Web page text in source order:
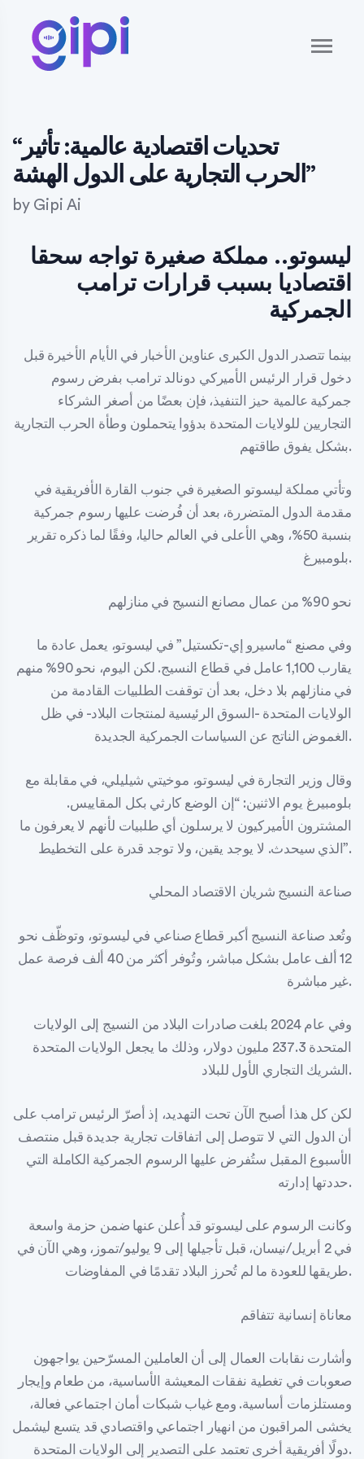
“تحديات اقتصادية عالمية: تأثير
الحرب التجارية على الدول الهشة”
by Gipi Ai
ليسوتو.. مملكة صغيرة تواجه سحقا
اقتصاديا بسبب قرارات ترامب
الجمركية
بينما تتصدر الدول الكبرى عناوين الأخبار في الأيام الأخيرة قبل
دخول قرار الرئيس الأميركي دونالد ترامب بفرض رسوم
جمركية عالمية حيز التنفيذ، فإن بعضًا من أصغر الشركاء
التجاريين للولايات المتحدة بدؤوا يتحملون وطأة الحرب التجارية
بشكل يفوق طاقتهم.
وتأتي مملكة ليسوتو الصغيرة في جنوب القارة الأفريقية في
مقدمة الدول المتضررة، بعد أن فُرضت عليها رسوم جمركية
بنسبة 50%، وهي الأعلى في العالم حاليا، وفقًا لما ذكره تقرير
بلومبيرغ.
نحو 90% من عمال مصانع النسيج في منازلهم
وفي مصنع “ماسيرو إي-تكستيل” في ليسوتو، يعمل عادة ما
يقارب 1,100 عامل في قطاع النسيج. لكن اليوم، نحو 90% منهم
في منازلهم بلا دخل، بعد أن توقفت الطلبيات القادمة من
الولايات المتحدة -السوق الرئيسية لمنتجات البلاد- في ظل
الغموض الناتج عن السياسات الجمركية الجديدة.
وقال وزير التجارة في ليسوتو، موخيتي شيليلي، في مقابلة مع
بلومبيرغ يوم الاثنين: “إن الوضع كارثي بكل المقاييس.
المشترون الأميركيون لا يرسلون أي طلبيات لأنهم لا يعرفون ما
الذي سيحدث. لا يوجد يقين، ولا توجد قدرة على التخطيط”.
صناعة النسيج شريان الاقتصاد المحلي
وتُعد صناعة النسيج أكبر قطاع صناعي في ليسوتو، وتوظّف نحو
12 ألف عامل بشكل مباشر، وتُوفر أكثر من 40 ألف فرصة عمل
غير مباشرة.
وفي عام 2024 بلغت صادرات البلاد من النسيج إلى الولايات
المتحدة 237.3 مليون دولار، وذلك ما يجعل الولايات المتحدة
الشريك التجاري الأول للبلاد.
لكن كل هذا أصبح الآن تحت التهديد، إذ أصرّ الرئيس ترامب على
أن الدول التي لا تتوصل إلى اتفاقات تجارية جديدة قبل منتصف
الأسبوع المقبل ستُفرض عليها الرسوم الجمركية الكاملة التي
حددتها إدارته.
وكانت الرسوم على ليسوتو قد أُعلن عنها ضمن حزمة واسعة
في 2 أبريل/نيسان، قبل تأجيلها إلى 9 يوليو/تموز، وهي الآن في
طريقها للعودة ما لم تُحرز البلاد تقدمًا في المفاوضات.
معاناة إنسانية تتفاقم
وأشارت نقابات العمال إلى أن العاملين المسرّحين يواجهون
صعوبات في تغطية نفقات المعيشة الأساسية، من طعام وإيجار
ومستلزمات أساسية. ومع غياب شبكات أمان اجتماعي فعالة،
يخشى المراقبون من انهيار اجتماعي واقتصادي قد يتسع ليشمل
دولًا أفريقية أخرى تعتمد على التصدير إلى الولايات المتحدة.